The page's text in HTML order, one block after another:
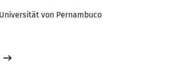
von Pernambuco